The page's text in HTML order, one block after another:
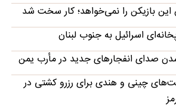
بازیکن را نمی‌خواهد؛ کار سخت شد
اسرائیل به جنوب لبنان
صدای انفجارهای جدید در مأرب یمن
چینی و هندی برای رزرو کشتی در